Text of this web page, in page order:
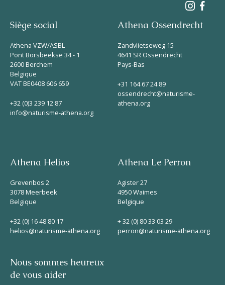
Siège social
Athena VZW/ASBL
Pont Borsbeekse 34 - 1
2600 Berchem
Belgique
VAT BE0408 606 659
+32 (0)3 239 12 87
info@naturisme-athena.org
Athena Ossendrecht
Zandvlietseweg 15
4641 SR Ossendrecht
Pays-Bas
+31 164 67 24 89
ossendrecht@naturisme-
athena.org
Athena Helios
Grevenbos 2
3078 Meerbeek
Belgique
+32 (0) 16 48 80 17
helios@naturisme-athena.org
Athena Le Perron
Agister 27
4950 Waimes
Belgique
+ 32 (0) 80 33 03 29
perron@naturisme-athena.org
Nous sommes heureux
de vous aider